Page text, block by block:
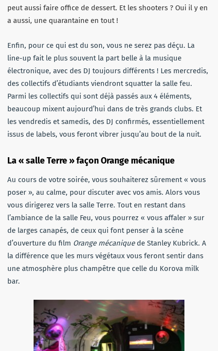
peut aussi faire office de dessert. Et les shooters ? Oui il y en
a aussi, une quarantaine en tout !
Enfin, pour ce qui est du son, vous ne serez pas déçu. La
line-up fait le plus souvent la part belle à la musique
électronique, avec des DJ toujours différents ! Les mercredis,
des collectifs d’étudiants viendront squatter la salle feu.
Parmi les collectifs qui sont déjà passés aux 4 éléments,
beaucoup mixent aujourd’hui dans de très grands clubs. Et
les vendredis et samedis, des DJ confirmés, essentiellement
issus de labels, vous feront vibrer jusqu’au bout de la nuit.
La « salle Terre » façon Orange mécanique
Au cours de votre soirée, vous souhaiterez sûrement « vous
poser », au calme, pour discuter avec vos amis. Alors vous
vous dirigerez vers la salle Terre. Tout en restant dans
l’ambiance de la salle Feu, vous pourrez « vous affaler » sur
de larges canapés, de ceux qui font penser à la scène
d’ouverture du film Orange mécanique de Stanley Kubrick. A
la différence que les murs végétaux vous feront sentir dans
une atmosphère plus champêtre que celle du Korova milk
bar.